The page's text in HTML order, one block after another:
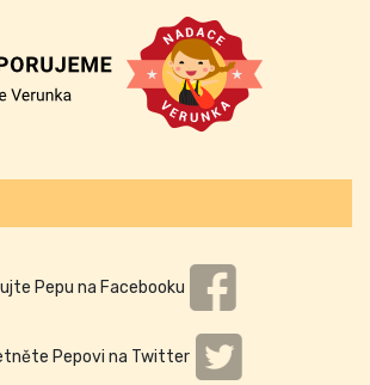
Pepu na Facebooku
Pepovi na Twitter